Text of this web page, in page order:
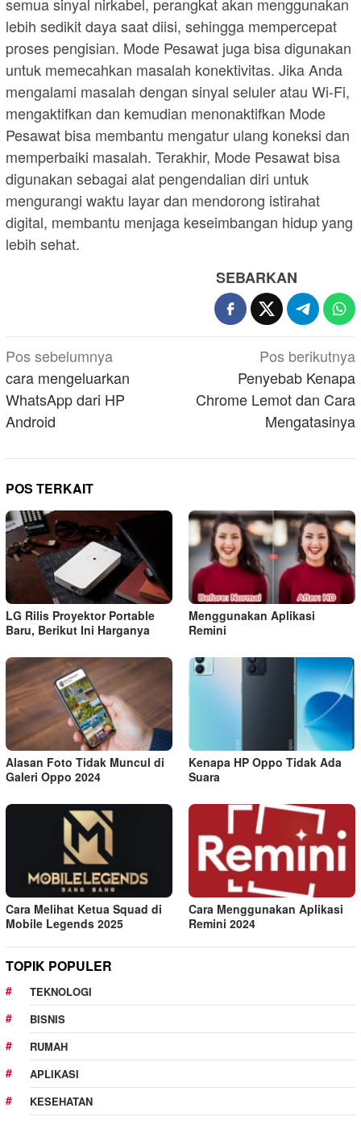
lebih sedikit daya saat diisi, sehingga mempercepat
proses pengisian. Mode Pesawat juga bisa digunakan
untuk memecahkan masalah konektivitas. Jika Anda
mengalami masalah dengan sinyal seluler atau Wi-Fi,
mengaktifkan dan kemudian menonaktifkan Mode
Pesawat bisa membantu mengatur ulang koneksi dan
memperbaiki masalah. Terakhir, Mode Pesawat bisa
digunakan sebagai alat pengendalian diri untuk
mengurangi waktu layar dan mendorong istirahat
digital, membantu menjaga keseimbangan hidup yang
lebih sehat.
SEBARKAN
Navigasi
pos
Pos sebelumnya
cara mengeluarkan
WhatsApp dari HP
Android
Pos berikutnya
Penyebab Kenapa
Chrome Lemot dan Cara
Mengatasinya
POS TERKAIT
LG Rilis Proyektor Portable
Baru, Berikut Ini Harganya
Menggunakan Aplikasi
Remini
Alasan Foto Tidak Muncul di
Galeri Oppo 2024
Kenapa HP Oppo Tidak Ada
Suara
Cara Melihat Ketua Squad di
Mobile Legends 2025
Cara Menggunakan Aplikasi
Remini 2024
TOPIK POPULER
TEKNOLOGI
BISNIS
RUMAH
APLIKASI
KESEHATAN